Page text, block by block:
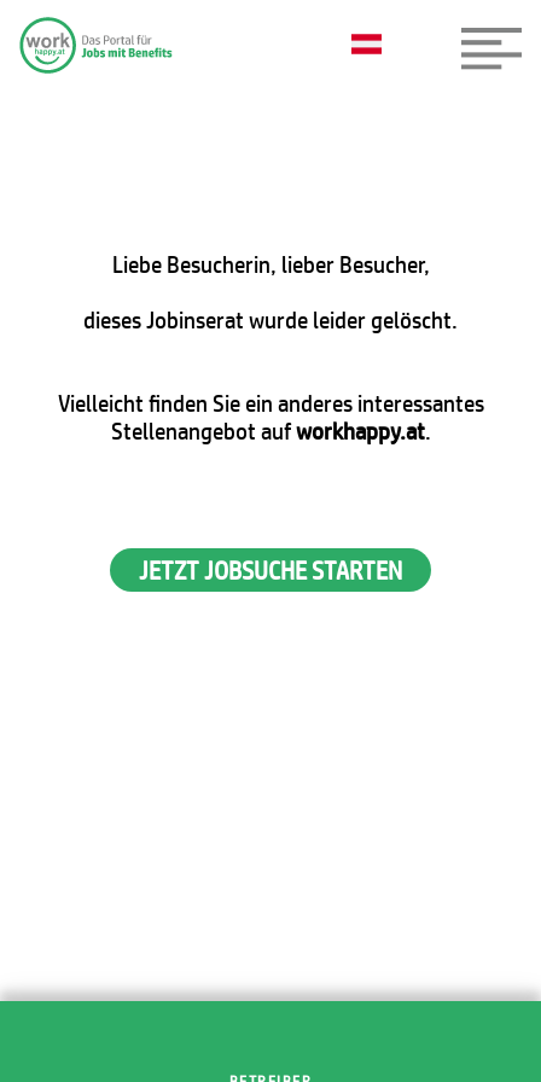
Liebe Besucherin, lieber Besucher,
dieses Jobinserat wurde leider gelöscht.
Vielleicht finden Sie ein anderes interessantes
Stellenangebot aufworkhappy.at.
JETZT JOBSUCHE STARTEN